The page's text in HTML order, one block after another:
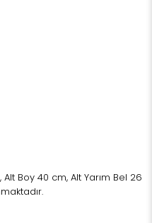
Boy 40 cm, Alt Yarım Bel 26